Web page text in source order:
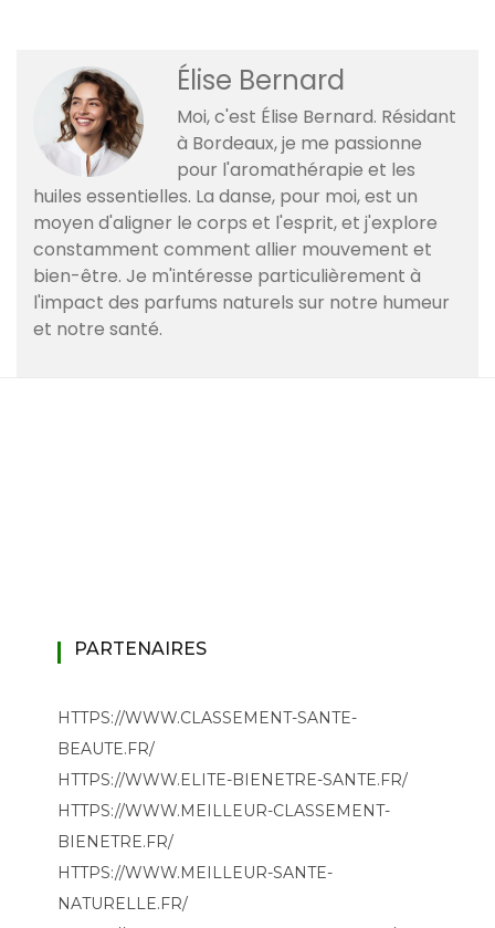
Élise Bernard
Moi, c'est Élise Bernard. Résidant
à Bordeaux, je me passionne
pour l'aromathérapie et les
huiles essentielles. La danse, pour moi, est un
moyen d'aligner le corps et l'esprit, et j'explore
constamment comment allier mouvement et
bien-être. Je m'intéresse particulièrement à
l'impact des parfums naturels sur notre humeur
et notre santé.
PARTENAIRES
HTTPS://WWW.CLASSEMENT-SANTE-
BEAUTE.FR/
HTTPS://WWW.ELITE-BIENETRE-SANTE.FR/
HTTPS://WWW.MEILLEUR-CLASSEMENT-
BIENETRE.FR/
HTTPS://WWW.MEILLEUR-SANTE-
NATURELLE.FR/